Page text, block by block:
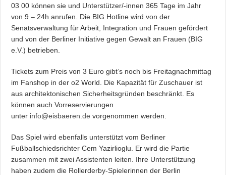
03 00 können sie und Unterstützer/-innen 365 Tage im Jahr
von 9 – 24h anrufen. Die BIG Hotline wird von der
Senatsverwaltung für Arbeit, Integration und Frauen gefördert
und von der Berliner Initiative gegen Gewalt an Frauen (BIG
e.V.) betrieben.
Tickets zum Preis von 3 Euro gibt’s noch bis Freitagnachmittag
im Fanshop in der o2 World. Die Kapazität für Zuschauer ist
aus architektonischen Sicherheitsgründen beschränkt. Es
können auch Vorreservierungen
unter info@eisbaeren.de vorgenommen werden.
Das Spiel wird ebenfalls unterstützt vom Berliner
Fußballschiedsrichter Cem Yazirlioglu. Er wird die Partie
zusammen mit zwei Assistenten leiten. Ihre Unterstützung
haben zudem die Rollerderby-Spielerinnen der Berlin